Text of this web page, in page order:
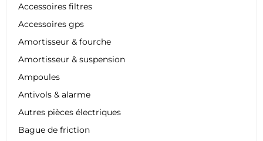
Accessoires filtres
Accessoires gps
Amortisseur & fourche
Amortisseur & suspension
Ampoules
Antivols & alarme
Autres pièces électriques
Bague de friction